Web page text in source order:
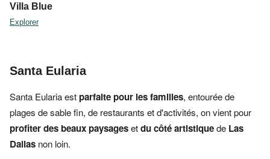
Villa Blue
Explorer
Santa Eularia
Santa Eularia estparfaite pour les familles, entourée de
plages de sable fin, de restaurants et d'activités, on vient pour
profiter des beaux paysagesetdu côté artistiquede Las
Dalias non loin.